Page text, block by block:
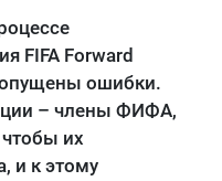
FIFA Forward
ошибки.
– члены ФИФА,
чтобы их
и к этому